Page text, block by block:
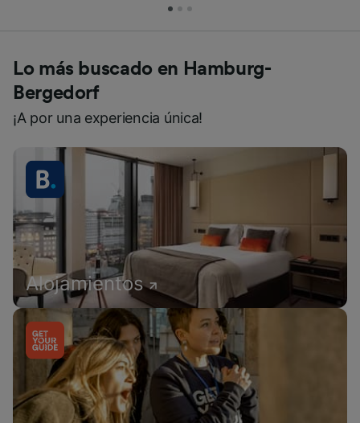
Lo más buscado en Hamburg-
Bergedorf
¡A por una experiencia única!
Alojamientos